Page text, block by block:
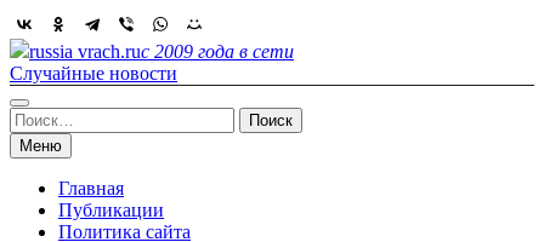
Skip
to
content
russia vrach.ruс 2009 года в сети
Случайные новости
Найти:
Меню
Главная
Публикации
Политика сайта